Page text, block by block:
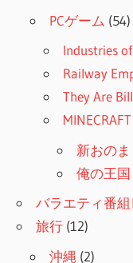
PCゲーム (54)
Industries
Railway
They Are
MINECRAFT
新おの
俺の王国
バラエティ番
旅行 (12)
沖縄 (2)